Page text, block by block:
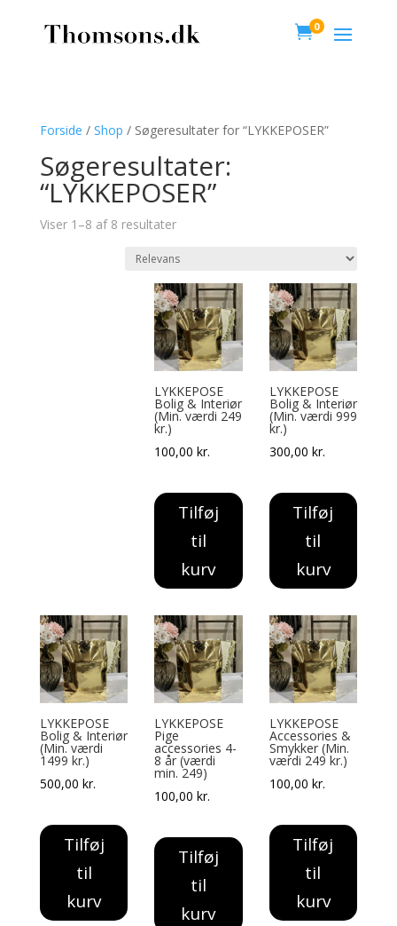
0
Forside / Shop / Søgeresultater for “LYKKEPOSER”
Søgeresultater:
“LYKKEPOSER”
Viser 1–8 af 8 resultater
LYKKEPOSE
Bolig & Interiør
(Min. værdi 249
kr.)
100,00kr.
Tilføj
til
kurv
LYKKEPOSE
Bolig & Interiør
(Min. værdi 999
kr.)
300,00 kr.
Tilføj
til
kurv
LYKKEPOSE
Bolig & Interiør
(Min. værdi
1499 kr.)
500,00 kr.
Tilføj
til
kurv
LYKKEPOSE
Pige
accessories 4-
8 år (værdi
min. 249)
100,00kr.
Tilføj
til
kurv
LYKKEPOSE
Accessories &
Smykker (Min.
værdi 249 kr.)
100,00 kr.
Tilføj
til
kurv